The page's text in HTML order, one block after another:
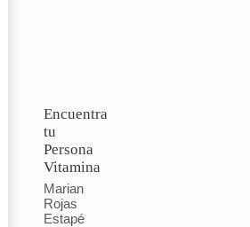
Encuentra
tu
Persona
Vitamina
Marian
Rojas
Estapé